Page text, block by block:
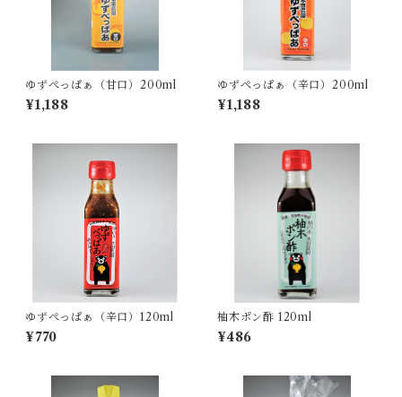
ゆずぺっぱぁ（甘口）200ml
¥1,188
ゆずぺっぱぁ（辛口）200ml
¥1,188
ゆずぺっぱぁ（辛口）120ml
¥770
柚木ポン酢 120ml
¥486